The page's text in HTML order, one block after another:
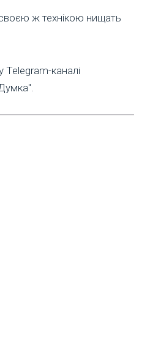
ж технікою нищать
Telegram-каналі